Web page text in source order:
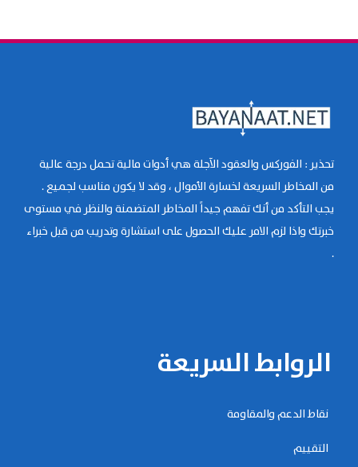
تحذير : الفوركس والعقود الآجلة هي أدوات مالية تحمل درجة عالية
من المخاطر السريعة لخسارة الأموال ، وقد لا يكون مناسب لجميع .
يجب التأكد من أنك تفهم جيداً المخاطر المتضمنة والنظر في مستوى
خبرتك واذا لزم الامر عليك الحصول على استشارة وتدريب من قبل خبراء
.
الروابط السريعة
نقاط الدعم والمقاومة
التقييم